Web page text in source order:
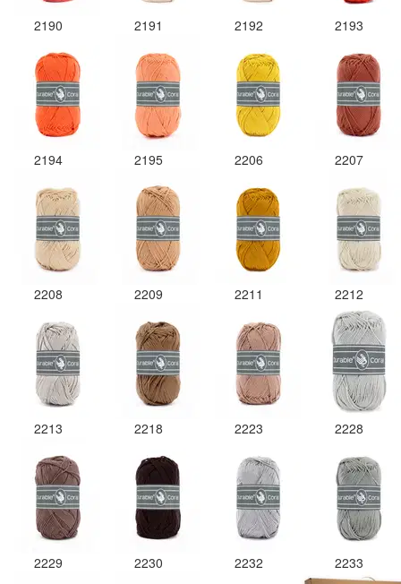
2190 2191 2192 2193
2194 2195 2206 2207
2208 2209 2211 2212
2213 2218 2223 2228
2229 2230 2232 2233